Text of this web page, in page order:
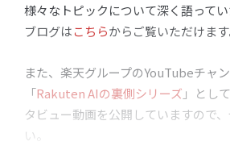
様々なトピックについて深く語って
ブログはこちらからご覧いただけます
また、楽天グループのYouTubeチャン
「Rakuten AIの裏側シリーズ 」とし
タビュー動画を公開していますので
い。